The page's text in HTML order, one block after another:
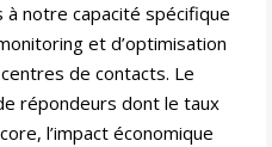
notre capacité spécifique
et d’optimisation
de contacts. Le
répondeurs dont le taux
l’impact économique